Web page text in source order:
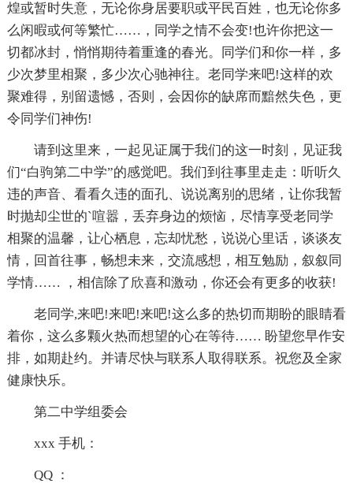
煌或暂时失意，无论你身居要职或平民百姓，也无论你多
么闲暇或何等繁忙……，同学之情不会变!也许你把这一
切都冰封，悄悄期待着重逢的春光。同学们和你一样，多
少次梦里相聚，多少次心驰神往。老同学来吧!这样的欢
聚难得，别留遗憾，否则，会因你的缺席而黯然失色，更
令同学们神伤!
请到这里来，一起见证属于我们的这一时刻，见证我
们“白驹第二中学”的感觉吧。我们到往事里走走：听听久
违的声音、看看久违的面孔、说说离别的思绪，让你我暂
时抛却尘世的`喧嚣，丢弃身边的烦恼，尽情享受老同学
相聚的温馨，让心栖息，忘却忧愁，说说心里话，谈谈友
情，回首往事，畅想未来，交流感想，相互勉励，叙叙同
学情…… ，相信除了欣喜和激动，你还会有更多的收获!
老同学,来吧!来吧!来吧!这么多的热切而期盼的眼睛看
着你，这么多颗火热而想望的心在等待…… 盼望您早作安
排，如期赴约。并请尽快与联系人取得联系。祝您及全家
健康快乐。
第二中学组委会
xxx 手机：
QQ ：